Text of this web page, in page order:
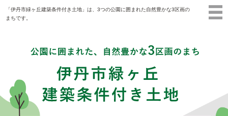
「伊丹市緑ヶ丘建築条件付き土地」は、3つの公園に囲まれた自然豊かな3区画の
まちです。